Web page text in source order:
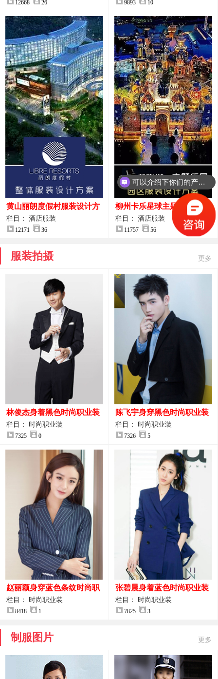
12668 26 9893 10
黄山丽朗度假村服装设计方
案
栏目： 酒店服装
12171 36
柳州卡乐星球主题乐园园区
服装设计方案
栏目： 酒店服装
11757 56
服装拍摄 更多
林俊杰身着黑色时尚职业装
制服图片
栏目： 时尚职业装
7325 0
陈飞宇身穿黑色时尚职业装
图片
栏目： 时尚职业装
7326 5
赵丽颖身穿蓝色条纹时尚职
业装图片
栏目： 时尚职业装
8418 1
张碧晨身着蓝色时尚职业装
服装图片
栏目： 时尚职业装
7825 3
制服图片 更多
可以介绍下你们的产品么？